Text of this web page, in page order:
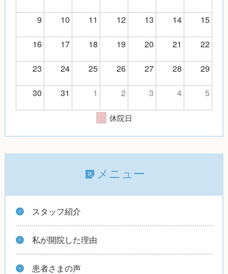
9
10 11 12 13 14
15
16
17 18 19 20 21
22
23
24 25 26 27 28
29
30
31 1 2 3 4 5
休院日
メニュー
スタッフ紹介
私が開院した理由
患者さまの声